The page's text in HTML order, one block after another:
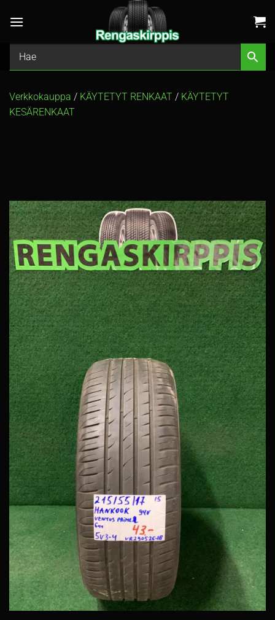
Verkkokauppa / KÄYTETYT RENKAAT / KÄYTETYT
KESÄRENKAAT